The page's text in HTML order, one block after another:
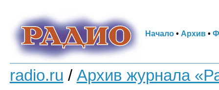
Начало• Архив•
radio.ru / Архив журнала